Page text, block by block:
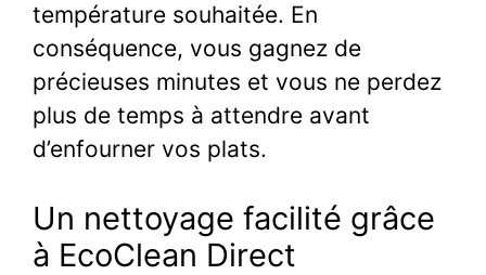
température souhaitée. En
conséquence, vous gagnez de
précieuses minutes et vous ne perdez
plus de temps à attendre avant
d’enfourner vos plats.
Un nettoyage facilité grâce
à EcoClean Direct